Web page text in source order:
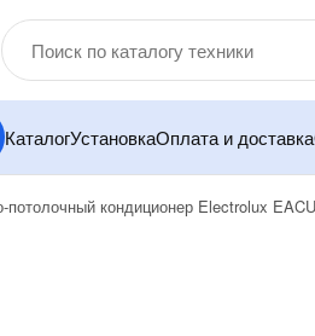
КаталогУстановкаОплата и доставка
потолочный кондиционер Electrolux